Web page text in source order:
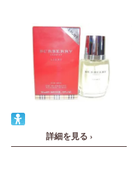
詳細を見る ›